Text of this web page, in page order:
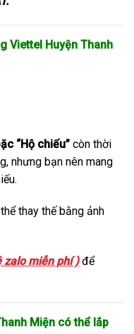
Viettel Huyện Thanh
“Hộ chiếu” còn thời
nhưng bạn nên mang
thay thế bằng ảnh
zalo miễn phí ) để
Miện có thể lắp